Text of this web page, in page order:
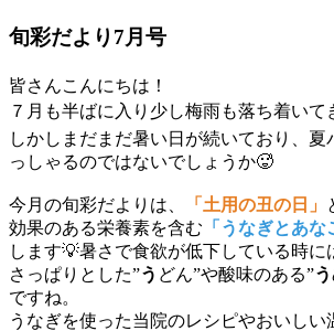
旬彩だより7月号
皆さんこんにちは！
７月も半ばに入り少し梅雨も落ち着いて
しかしまだまだ暑い日が続いており、夏
っしゃるのではないでしょうか🥵
今月の旬彩だよりは、 「土用の丑の日」
効果のある栄養素を含む 「うなぎとあな
します💡暑さで食欲が低下している時に
さっぱりとした”う どん”や酸味のある”う
ですね。
うなぎを使った当院のレシピやおいしい